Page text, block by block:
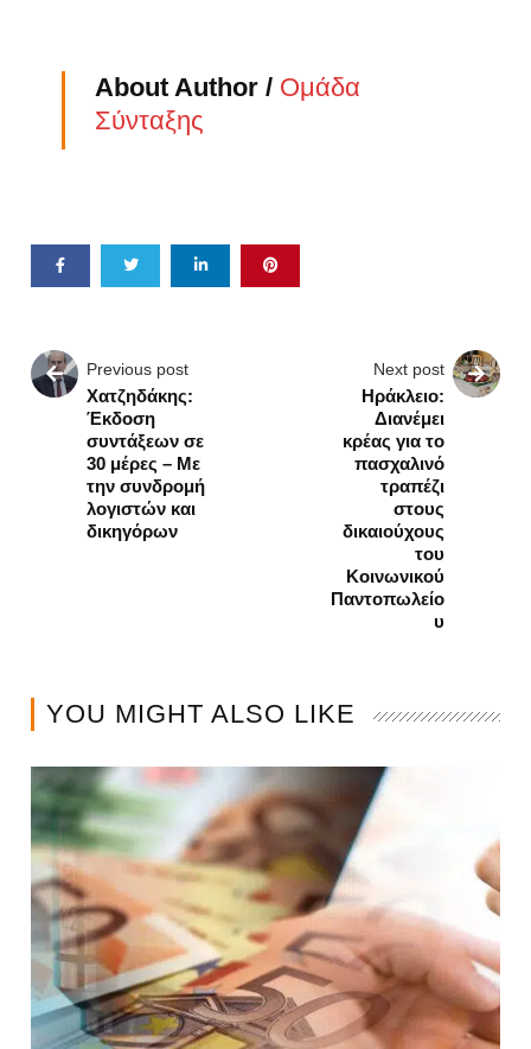
About Author / Ομάδα
Σύνταξης
Previous post
Χατζηδάκης:
Έκδοση
συντάξεων σε
30 μέρες – Με
την συνδρομή
λογιστών και
δικηγόρων
Next post
Ηράκλειο:
Διανέμει
κρέας για το
πασχαλινό
τραπέζι
στους
δικαιούχους
του
Κοινωνικού
Παντοπωλείο
υ
YOU MIGHT ALSO LIKE